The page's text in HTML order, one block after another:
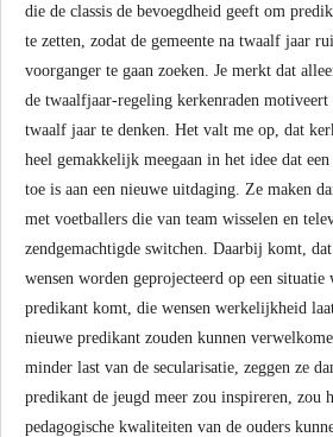
die de classis de bevoegdheid geeft om
te zetten, zodat de gemeente na twaalf jaar
voorganger te gaan zoeken. Je merkt dat
de twaalfjaar-regeling kerkenraden
twaalf jaar te denken. Het valt me op, dat
heel gemakkelijk meegaan in het idee dat
toe is aan een nieuwe uitdaging. Ze maken
met voetballers die van team wisselen en
zendgemachtigde switchen. Daarbij komt,
wensen worden geprojecteerd op een situatie
predikant komt, die wensen werkelijkheid
nieuwe predikant zouden kunnen
minder last van de secularisatie, zeggen ze
predikant de jeugd meer zou inspireren, zou
pedagogische kwaliteiten van de ouders